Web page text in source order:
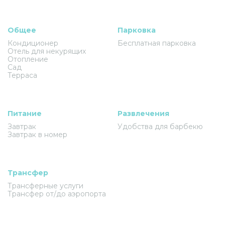
Общее
Кондиционер
Отель для некурящих
Отопление
Сад
Терраса
Парковка
Бесплатная парковка
Питание
Завтрак
Завтрак в номер
Развлечения
Удобства для барбекю
Трансфер
Трансферные услуги
Трансфер от/до аэропорта